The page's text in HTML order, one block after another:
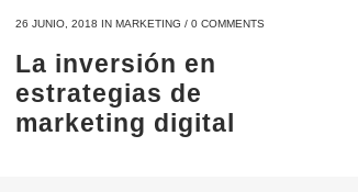
26 JUNIO, 2018 IN MARKETING / 0 COMMENTS
La inversión en
estrategias de
marketing digital